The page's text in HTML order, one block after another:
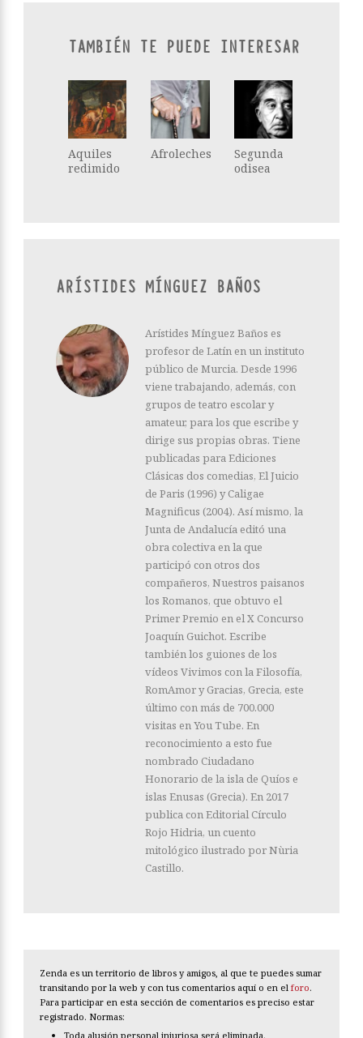
TAMBIÉN TE PUEDE INTERESAR
Aquiles
redimido
Afroleches
Segunda
odisea
ARÍSTIDES MÍNGUEZ BAÑOS
Arístides Mínguez Baños es
profesor de Latín en un instituto
público de Murcia. Desde 1996
viene trabajando, además, con
grupos de teatro escolar y
amateur, para los que escribe y
dirige sus propias obras. Tiene
publicadas para Ediciones
Clásicas dos comedias, El Juicio
de Paris (1996) y Caligae
Magnificus (2004). Así mismo, la
Junta de Andalucía editó una
obra colectiva en la que
participó con otros dos
compañeros, Nuestros paisanos
los Romanos, que obtuvo el
Primer Premio en el X Concurso
Joaquín Guichot. Escribe
también los guiones de los
vídeos Vivimos con la Filosofía,
RomAmor y Gracias, Grecia, este
último con más de 700.000
visitas en You Tube. En
reconocimiento a esto fue
nombrado Ciudadano
Honorario de la isla de Quíos e
islas Enusas (Grecia). En 2017
publica con Editorial Círculo
Rojo Hidria, un cuento
mitológico ilustrado por Nùria
Castillo.
Zenda es un territorio de libros y amigos, al que te puedes sumar
transitando por la web y con tus comentarios aquí o en el foro.
Para participar en esta sección de comentarios es preciso estar
registrado. Normas:
Toda alusión personal injuriosa será eliminada.